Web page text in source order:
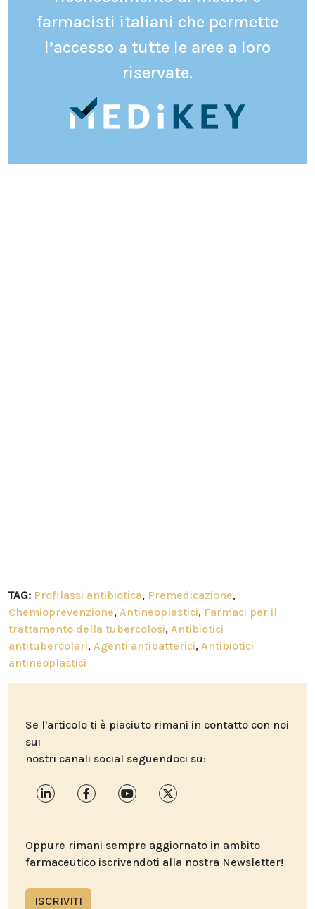
farmacisti italiani che permette
l’accesso a tutte le aree a loro
riservate.
TAG: Profilassi antibiotica, Premedicazione,
Chemioprevenzione, Antineoplastici, Farmaci per il
trattamento della tubercolosi, Antibiotici
antitubercolari, Agenti antibatterici, Antibiotici
antineoplastici
Se l'articolo ti è piaciuto rimani in contatto con noi
sui
nostri canali social seguendoci su:
Oppure rimani sempre aggiornato in ambito
farmaceutico iscrivendoti alla nostra Newsletter!
ISCRIVITI